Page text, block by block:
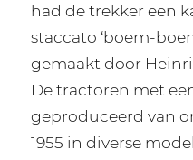
had de trekker een
staccato ‘boem-
gemaakt door
De tractoren met
geproduceerd van
1955 in diverse